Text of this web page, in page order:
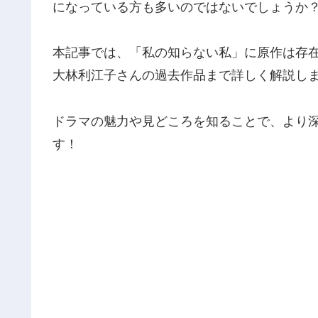
になっている方も多いのではないでしょうか
本記事では、「私の知らない私」に原作は存
大林利江子さんの過去作品まで詳しく解説し
ドラマの魅力や見どころを知ることで、よ
す！